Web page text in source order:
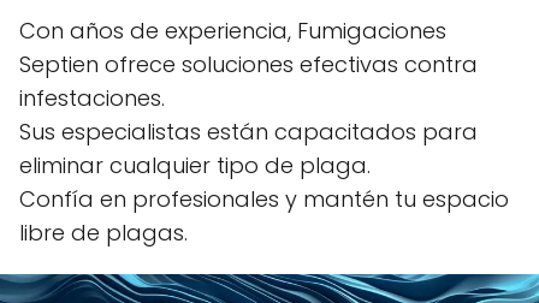
Con años de experiencia, Fumigaciones
Septien ofrece soluciones efectivas contra
infestaciones.
Sus especialistas están capacitados para
eliminar cualquier tipo de plaga.
Confía en profesionales y mantén tu espacio
libre de plagas.